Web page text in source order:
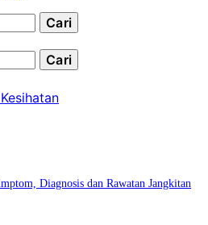
Diagnosis dan Rawatan Jangkitan